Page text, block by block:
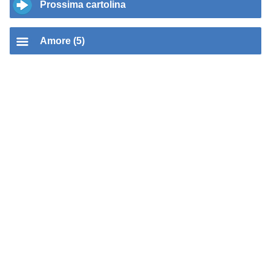
Prossima cartolina
Amore (5)